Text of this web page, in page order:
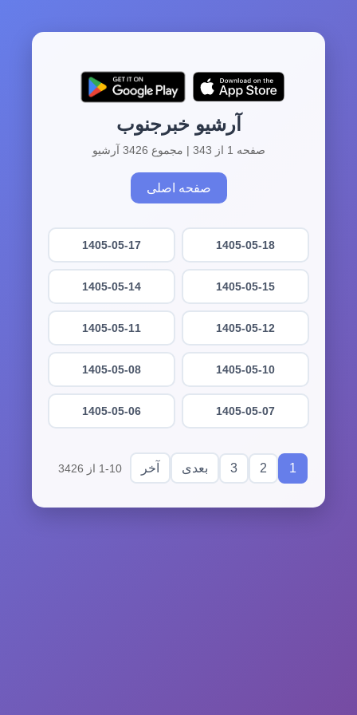
آرشیو خبرجنوب
صفحه 1 از 343 | مجموع 3426 آرشیو
صفحه اصلی
1405-05-18
1405-05-17
1405-05-15
1405-05-14
1405-05-12
1405-05-11
1405-05-10
1405-05-08
1405-05-07
1405-05-06
1
2
3 بعدی آخر 1-10 از 3426